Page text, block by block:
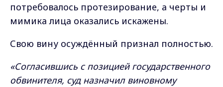
потребовалось протезирование, а черты и
мимика лица оказались искажены.
Свою вину осуждённый признал полностью.
«Согласившись с позицией государственного
обвинителя, суд назначил виновному